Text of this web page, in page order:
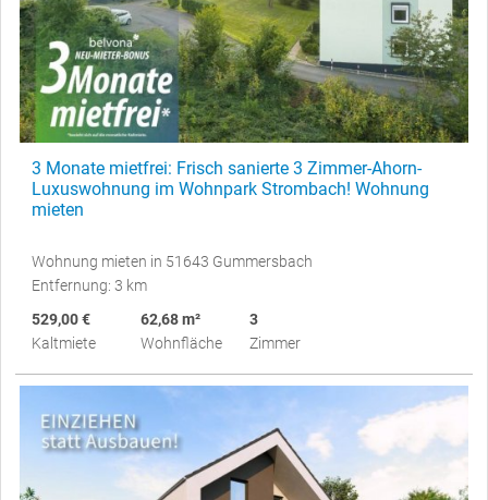
3 Monate mietfrei: Frisch sanierte 3 Zimmer-Ahorn-
Luxuswohnung im Wohnpark Strombach! Wohnung
mieten
Wohnung mieten in 51643 Gummersbach
Entfernung: 3 km
529,00 €
Kaltmiete
62,68 m²
Wohnfläche
3
Zimmer